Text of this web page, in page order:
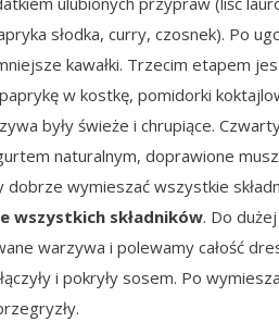
słodka, curry, czosnek). Po
kawałki. Trzecim etapem
w kostkę, pomidorki
były świeże i chrupiące.
naturalnym, doprawione
wymieszać wszystkie
wszystkich składników. Do
warzywa i polewamy całość
i pokryły sosem. Po